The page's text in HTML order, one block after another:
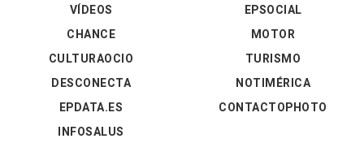
VÍDEOS
EPSOCIAL
CHANCE
CULTURAOCIO
DESCONECTA
EPDATA.ES
INFOSALUS
MOTOR
TURISMO
NOTIMÉRICA
CONTACTOPHOTO